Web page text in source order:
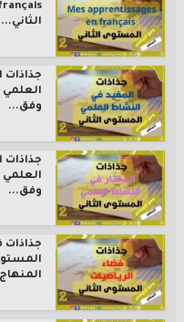
الثاني...
جذاذات
العلمي
وفق...
جذاذات
العلمي
وفق...
جذاذات